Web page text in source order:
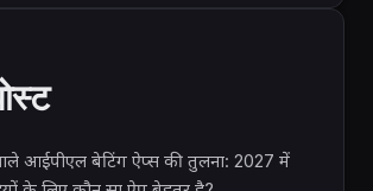
वाले आईपीएल बेटिंग ऐप्स की तुलना: 2027 में